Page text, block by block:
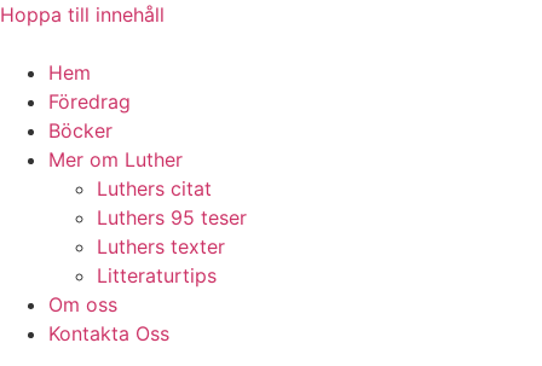
Hoppa till innehåll
Hem
Föredrag
Böcker
Mer om Luther
Luthers citat
Luthers 95 teser
Luthers texter
Litteraturtips
Om oss
Kontakta Oss